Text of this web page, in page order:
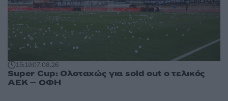
15:1907.08.26
Super Cup: Ολοταχώς για sold out ο τελικός
ΑΕΚ – ΟΦΗ